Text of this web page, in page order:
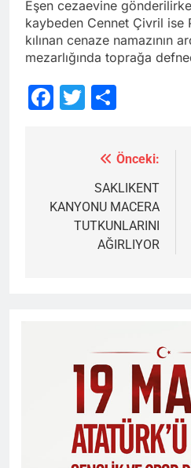
Eşen cezaevine
kaybeden Cennet Çivril ise
kılınan cenaze namazının
mezarlığında toprağa
Facebook
Twitter
gezinmesi
Önceki:
SAKLIKENT
KANYONU MACERA
TUTKUNLARINI
AĞIRLIYOR